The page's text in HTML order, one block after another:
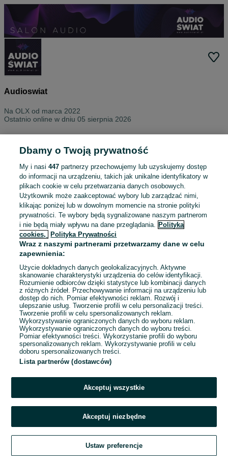
Audioswiat
Na OLX od marca 2022
Ostatnio online w dniu 05 sierpnia 2026
Sprzedający nie otrzymał jeszcze żadnych ocen
Kup jeden z przedmiotów sprzedającego z Przesyłką OLX,
aby być jedną z pierwszych osób, która wystawi mu ocenę.
Jak działają oceny?
Zadzwoń / SMS
Dbamy o Twoją prywatność
My i nasi447 partnerzy przechowujemy lub uzyskujemy dostęp
do informacji na urządzeniu, takich jak unikalne identyfikatory w
plikach cookie w celu przetwarzania danych osobowych.
Użytkownik może zaakceptować wybory lub zarządzać nimi,
klikając poniżej lub w dowolnym momencie na stronie polityki
prywatności. Te wybory będą sygnalizowane naszym partnerom
i nie będą miały wpływu na dane przeglądania. Polityka
cookies,
Polityka Prywatności
Wraz z naszymi partnerami przetwarzamy dane w celu
zapewnienia:
Użycie dokładnych danych geolokalizacyjnych. Aktywne
skanowanie charakterystyki urządzenia do celów identyfikacji.
Rozumienie odbiorców dzięki statystyce lub kombinacji danych
z różnych źródeł. Przechowywanie informacji na urządzeniu lub
dostęp do nich. Pomiar efektywności reklam. Rozwój i
ulepszanie usług. Tworzenie profili w celu personalizacji treści.
Tworzenie profili w celu spersonalizowanych reklam.
Wykorzystywanie ograniczonych danych do wyboru reklam.
Wykorzystywanie ograniczonych danych do wyboru treści.
Pomiar efektywności treści. Wykorzystanie profili do wyboru
spersonalizowanych reklam. Wykorzystywanie profili w celu
doboru spersonalizowanych treści.
Lista partnerów (dostawców)
Akceptuj wszystkie
Akceptuj niezbędne
Ustaw preferencje